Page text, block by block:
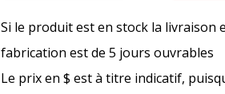
Si le produit est en stock la livraison
fabrication est de 5 jours ouvrables
Le prix en $ est à titre indicatif,